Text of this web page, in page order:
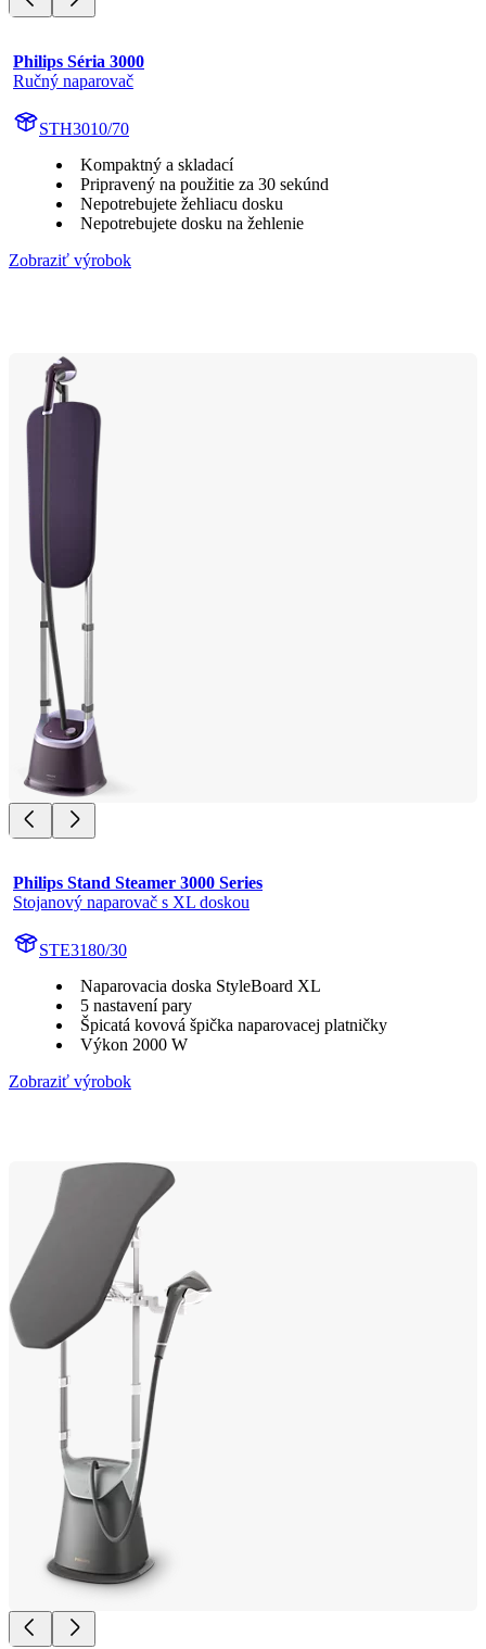
Philips Séria 3000
Ručný naparovač
STH3010/70
Kompaktný a skladací
Pripravený na použitie za 30 sekúnd
Nepotrebujete žehliacu dosku
Nepotrebujete dosku na žehlenie
Zobraziť výrobok
Philips Stand Steamer 3000 Series
Stojanový naparovač s XL doskou
STE3180/30
Naparovacia doska StyleBoard XL
5 nastavení pary
Špicatá kovová špička naparovacej platničky
Výkon 2000 W
Zobraziť výrobok